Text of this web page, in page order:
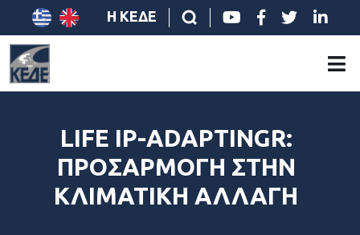
Η ΚΕΔΕ
LIFE IP-ADAPTINGR:
ΠΡΟΣΑΡΜΟΓΗ ΣΤΗΝ
ΚΛΙΜΑΤΙΚΗ ΑΛΛΑΓΗ